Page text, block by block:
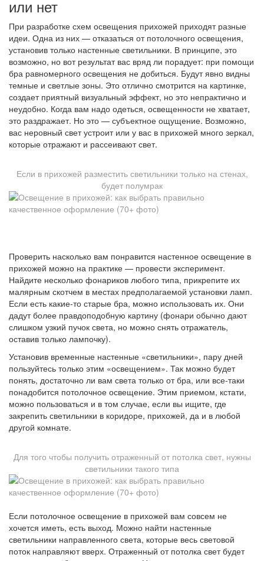
или нет
При разработке схем освещения прихожей приходят разные
идеи. Одна из них — отказаться от потолочного освещения,
установив только настенные светильники. В принципе, это
возможно, но вот результат вас вряд ли порадует: при помощи
бра равномерного освещения не добиться. Будут явно видны
темные и светлые зоны. Это отлично смотрится на картинке,
создает приятный визуальный эффект, но это непрактично и
неудобно. Когда вам надо одеться, освещенности не хватает,
это раздражает. Но это — субъектное ощущение. Возможно,
вас неровный свет устроит или у вас в прихожей много зеркал,
которые отражают и рассеивают свет.
Если в прихожей разместить светильники только на стенах,
будет полумрак
Проверить насколько вам понравится настенное освещение в
прихожей можно на практике — провести эксперимент.
Найдите несколько фонариков любого типа, прикрепите их
малярным скотчем в местах предполагаемой установки ламп.
Если есть какие-то старые бра, можно использовать их. Они
дадут более правдоподобную картину (фонари обычно дают
слишком узкий пучок света, но можно снять отражатель,
оставив только лампочку).
Установив временные настенные «светильники», пару дней
пользуйтесь только этим «освещением». Так можно будет
понять, достаточно ли вам света только от бра, или все-таки
понадобится потолочное освещение. Этим приемом, кстати,
можно пользоваться и в том случае, если вы ищите, где
закрепить светильники в коридоре, прихожей, да и в любой
другой комнате.
Для того чтобы получить отраженный от потолка свет, нужны
светильники такого типа
Если потолочное освещение в прихожей вам совсем не
хочется иметь, есть выход. Можно найти настенные
светильники направленного света, которые весь световой
поток направляют вверх. Отраженный от потолка свет будет